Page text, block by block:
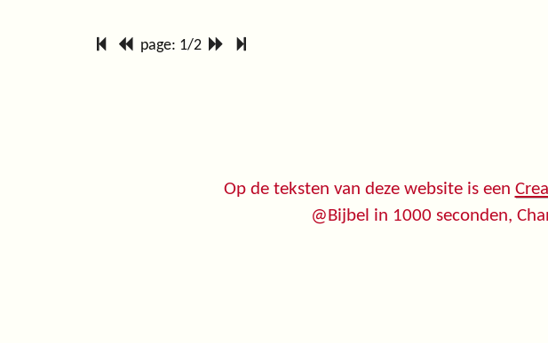
page: 1/2
Op de teksten van deze website is een
@Bijbel in 1000 seconden,